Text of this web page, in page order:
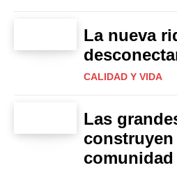
La nueva
CALIDAD Y VIDA
Las
construyen
comunidad